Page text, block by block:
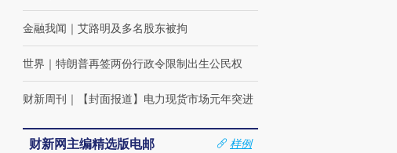
金融我闻 ｜ 艾路明及多名股东被拘
世界 ｜ 特朗普再签两份行政令限制出生公民权
财新周刊 ｜ 【封面报道】电力现货市场元年突进
财新网主编精选版电邮
样例